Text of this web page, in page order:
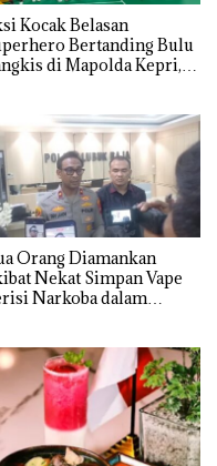
Kocak Belasan
Bertanding Bulu
di Mapolda Kepri,
Orang Diamankan
Nekat Simpan Vape
Narkoba dalam